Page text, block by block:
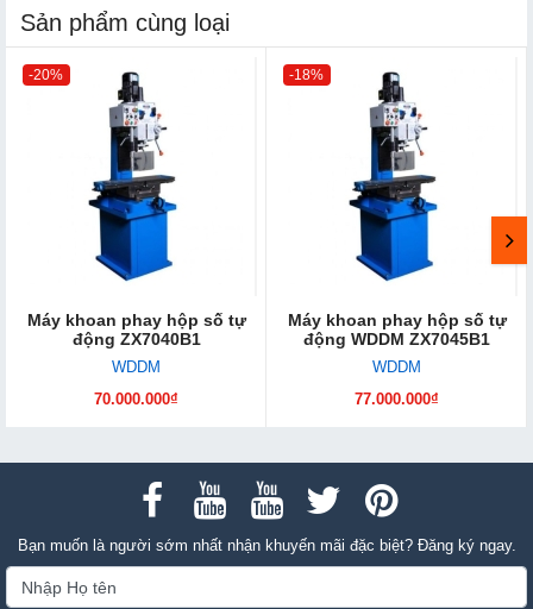
Sản phẩm cùng loại
-20%
Máy khoan phay hộp số tự
động ZX7040B1
WDDM
70.000.000₫
-18%
Máy khoan phay hộp số tự
động WDDM ZX7045B1
WDDM
77.000.000₫
Bạn muốn là người sớm nhất nhận khuyến mãi đặc biệt? Đăng ký ngay.